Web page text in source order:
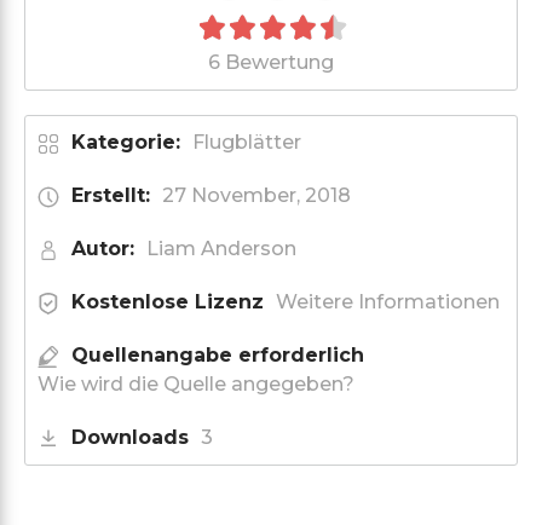
6 Bewertung
Kategorie: Flugblätter
Erstellt: 27 November, 2018
Autor: Liam Anderson
Kostenlose Lizenz Weitere Informationen
Quellenangabe erforderlich
Wie wird die Quelle angegeben?
Downloads 3